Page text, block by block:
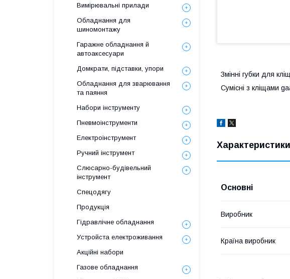
Змінні губки для
Сумісні з кліщами
Характеристики
Основні
Виробник
Країна виробник
Вимірювальні прилади
Обладнання для
шиномонтажу
Гаражне обладнання й
автоаксесуари
Домкрати, підставки, упори
Обладнання для зварювання
та паяння
Набори інструменту
Пневмоінструменти
Електроінструмент
Ручний інструмент
Слюсарно-будівельний
інструмент
Спецодягу
Продукція
Гідравлічне обладнання
Уcтpoйстa елeктpoживання
Акційні набори
Газове обладнання